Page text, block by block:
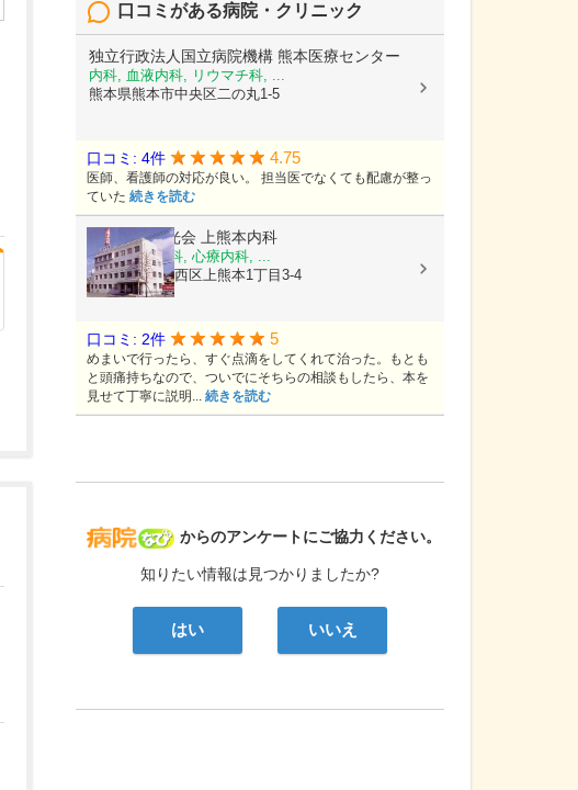
病院なび
からのアンケートにご協力ください。
知りたい情報は見つかりましたか?
はい いいえ
口コミがある病院・クリニック
独立行政法人国立病院機構 熊本医療センター
内科, 血液内科, リウマチ科, ...
熊本県熊本市中央区二の丸1-5
口コミ: 4件 4.75
医師、看護師の対応が良い。 担当医でなくても配慮が整っ
ていた 続きを読む
医療法人陽光会 上熊本内科
内科, 神経内科, 心療内科, ...
熊本県熊本市西区上熊本1丁目3-4
口コミ: 2件 5
めまいで行ったら、すぐ点滴をしてくれて治った。もとも
と頭痛持ちなので、ついでにそちらの相談もしたら、本を
見せて丁寧に説明... 続きを読む